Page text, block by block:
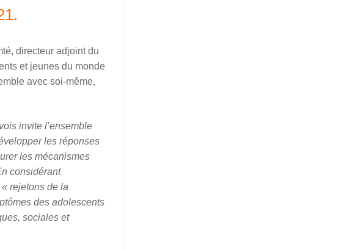
directeur adjoint du
et jeunes du monde
avec soi-même,
invite l’ensemble
les réponses
les mécanismes
considérant
rejetons de la
des adolescents
sociales et